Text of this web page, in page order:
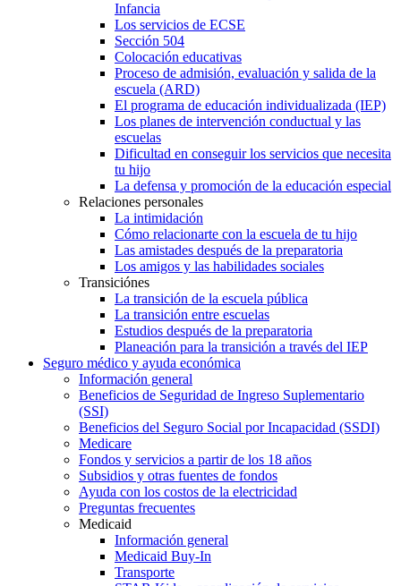
Infancia
Los servicios de ECSE
Sección 504
Colocación educativas
Proceso de admisión, evaluación y salida de la
escuela (ARD)
El programa de educación individualizada (IEP)
Los planes de intervención conductual y las
escuelas
Dificultad en conseguir los servicios que necesita
tu hijo
La defensa y promoción de la educación especial
Relaciones personales
La intimidación
Cómo relacionarte con la escuela de tu hijo
Las amistades después de la preparatoria
Los amigos y las habilidades sociales
Transiciónes
La transición de la escuela pública
La transición entre escuelas
Estudios después de la preparatoria
Planeación para la transición a través del IEP
Seguro médico y ayuda económica
Información general
Beneficios de Seguridad de Ingreso Suplementario
(SSI)
Beneficios del Seguro Social por Incapacidad (SSDI)
Medicare
Fondos y servicios a partir de los 18 años
Subsidios y otras fuentes de fondos
Ayuda con los costos de la electricidad
Preguntas frecuentes
Medicaid
Información general
Medicaid Buy-In
Transporte